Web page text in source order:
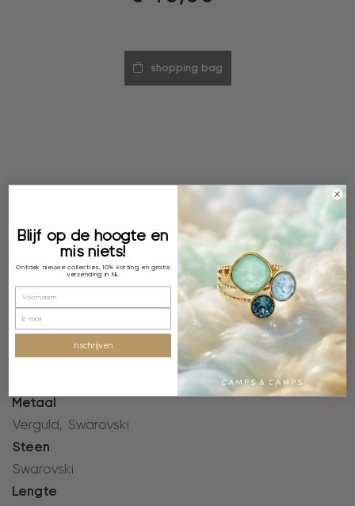
shopping bag
Kleur
Pearl White
Plating
18k verguld
Vorm
Metaal
Verguld, Swarovski
Steen
Swarovski
Lengte
Blijf op de hoogte en
mis niets!
Ontdek nieuwe collecties, 10% korting en gratis
verzending in NL
inschrijven